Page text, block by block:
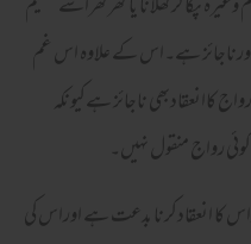
پکاکرکھلانا یا گھرگھراسےتقسیم
اورناجائز ہے۔اس کے علاوہ اس غم
کاانعقادبھی ناجائز ہےکیونکہ
رواج منقول نہیں۔
کا انعقادکرنا بدعت ہے اوراس کی